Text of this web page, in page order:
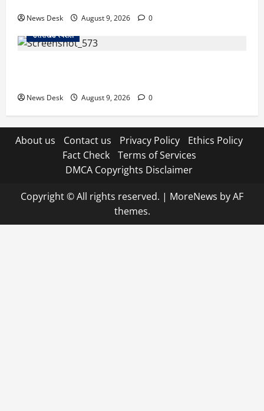
News Desk August 9, 2026
0
उत्तराखंड स्पेशल
News Desk August 9, 2026 0
About us Contact us Privacy Policy
Ethics Policy
Fact Check
Terms of Services
DMCA Copyrights Disclaimer
Copyright © All rights reserved. | MoreNews by AF
themes.